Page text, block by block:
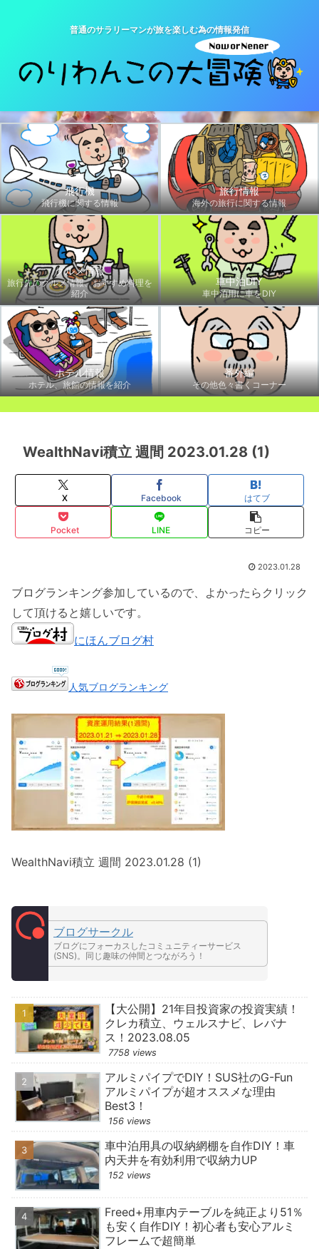
普通のサラリーマンが旅を楽しむ為の情報発信
飛行機
飛行機に関する情報
旅行情報
海外の旅行に関する情報
グルメ情報
旅行先のグルメ情報、おすすめ料理を
紹介
車中泊DIY
車中泊用に車をDIY
ホテル情報
ホテル、旅館の情報を紹介
番外編
その他色々書くコーナー
WealthNavi積立 週間 2023.01.28 (1)
X Facebook はてブ
Pocket LINE コピー
2023.01.28
ブログランキング参加しているので、よかったらクリック
して頂けると嬉しいです。
にほんブログ村
人気ブログランキング
WealthNavi積立 週間 2023.01.28 (1)
ブログサークル
ブログにフォーカスしたコミュニティーサービス
(SNS)。同じ趣味の仲間とつながろう！
【大公開】21年目投資家の投資実績！
クレカ積立、ウェルスナビ、レバナ
ス！2023.08.05
7758 views
アルミパイプでDIY！SUS社のG-Fun
アルミパイプが超オススメな理由
Best3！
156 views
車中泊用具の収納網棚を自作DIY！車
内天井を有効利用で収納力UP
152 views
Freed+用車内テーブルを純正より51％
も安く自作DIY！初心者も安心アルミ
フレームで超簡単